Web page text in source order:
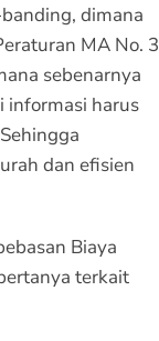
dimana
MA No. 3
sebenarnya
informasi harus
dan efisien
Biaya
terkait